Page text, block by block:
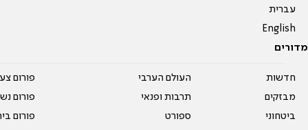
עברית
English
מדורים
חדשות
מבזקים
ביטחוני
העולם הערבי
תרבות ופנאי
ספורט
פורום
פורום
פורום